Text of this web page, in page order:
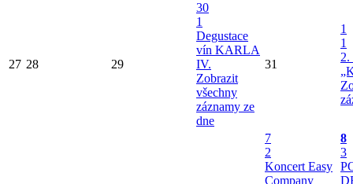
27 28 29
30
1
Degustace
vín KARLA
IV.
Zobrazit
všechny
záznamy ze
dne
31
1
1
2.
7
2
Koncert Easy
Company
8
3